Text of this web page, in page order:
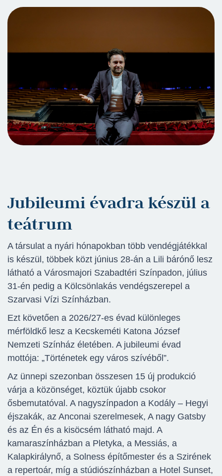
Jubileumi évadra készül a
teátrum
A társulat a nyári hónapokban több vendégjátékkal
is készül, többek közt június 28-án a Lili bárónő lesz
látható a Városmajori Szabadtéri Színpadon, július
31-én pedig a Kölcsönlakás vendégszerepel a
Szarvasi Vízi Színházban.
Ezt követően a 2026/27-es évad különleges
mérföldkő lesz a Kecskeméti Katona József
Nemzeti Színház életében. A jubileumi évad
mottója: „Történetek egy város szívéből”.
Az ünnepi szezonban összesen 15 új produkció
várja a közönséget, köztük újabb csokor
ősbemutatóval. A nagyszínpadon a Kodály – Hegyi
éjszakák, az Anconai szerelmesek, A nagy Gatsby
és az Én és a kisöcsém látható majd. A
kamaraszínházban a Pletyka, a Messiás, a
Kalapkirálynő, a Solness építőmester és a Szirének
a repertoár, míg a stúdiószínházban a Hotel Sunset,